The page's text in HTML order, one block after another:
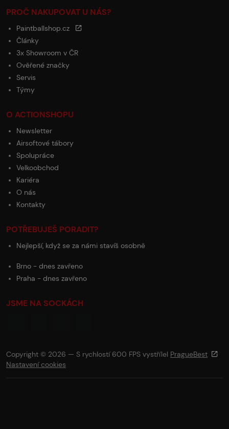
PROČ NAKUPOVAT U NÁS?
Paintballshop.cz
Články
3x Showroom v ČR
Ověřené značky
Servis
Týmy
O ACTIONSHOPU
Newsletter
Airsoftové tábory
Spolupráce
Velkoobchod
Kariéra
O nás
Kontakty
POTŘEBUJEŠ PORADIT?
Nejlepší, když se za námi stavíš osobně
Brno - dnes zavřeno
Praha - dnes zavřeno
JSME NA SOCKÁCH
Copyright © 2026 — S rychlostí 600 FPS vystřílel PragueBest
Nastavení cookies